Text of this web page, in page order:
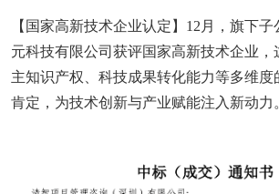
【国家高新技术企业认定】12月，旗下子
元科技有限公司获评国家高新技术企业，
主知识产权、科技成果转化能力等多维度
肯定，为技术创新与产业赋能注入新动力